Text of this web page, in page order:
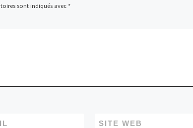
sont indiqués avec *
SITE WEB